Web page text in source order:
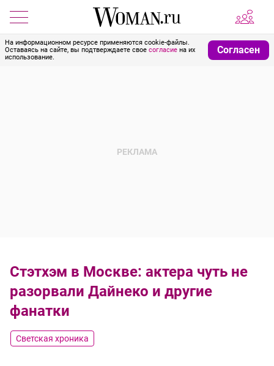
На информационном ресурсе применяются cookie-файлы.
Оставаясь на сайте, вы подтверждаете свое согласие на их
использование.
Согласен
Стэтхэм в Москве: актера чуть не
разорвали Дайнеко и другие
фанатки
Светская хроника